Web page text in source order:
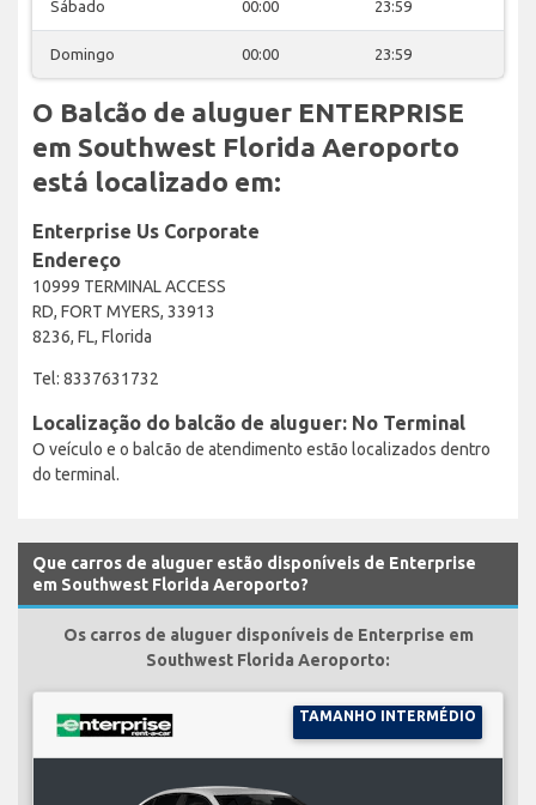
Sábado 00:00 23:59
Domingo 00:00 23:59
O Balcão de aluguer ENTERPRISE
em Southwest Florida Aeroporto
está localizado em:
Enterprise Us Corporate
Endereço
10999 TERMINAL ACCESS
RD, FORT MYERS, 33913
8236, FL, Florida
Tel: 8337631732
Localização do balcão de aluguer: No Terminal
O veículo e o balcão de atendimento estão localizados dentro
do terminal.
Que carros de aluguer estão disponíveis de Enterprise
em Southwest Florida Aeroporto?
Os carros de aluguer disponíveis de Enterprise em
Southwest Florida Aeroporto:
TAMANHO INTERMÉDIO